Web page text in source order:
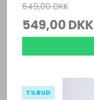
649,00 DKK
549,00 DKK
TILBUD